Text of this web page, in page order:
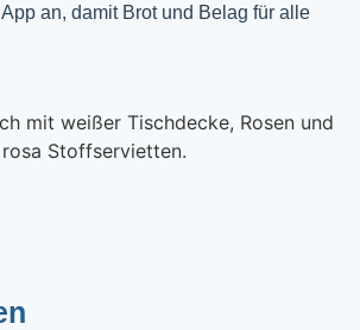
an, damit Brot und Belag für alle